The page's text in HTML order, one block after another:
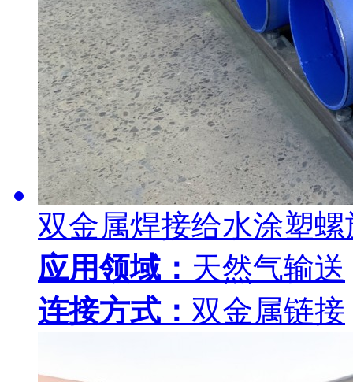
双金属焊接给水涂塑
应用领域： 天然气输送
连接方式： 双金属链接